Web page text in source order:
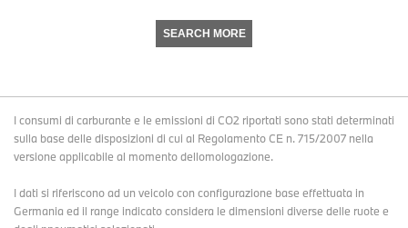
SEARCH MORE
I consumi di carburante e le emissioni di CO2 riportati sono stati determinati
sulla base delle disposizioni di cui al Regolamento CE n. 715/2007 nella
versione applicabile al momento dellomologazione.
I dati si riferiscono ad un veicolo con configurazione base effettuata in
Germania ed il range indicato considera le dimensioni diverse delle ruote e